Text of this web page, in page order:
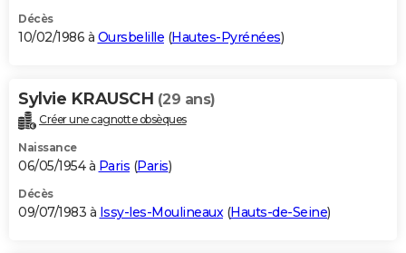
Décès
10/02/1986 à Oursbelille (Hautes-Pyrénées)
Sylvie KRAUSCH (29 ans)
Créer une cagnotte obsèques
Naissance
06/05/1954 à Paris (Paris)
Décès
09/07/1983 à Issy-les-Moulineaux (Hauts-de-Seine)